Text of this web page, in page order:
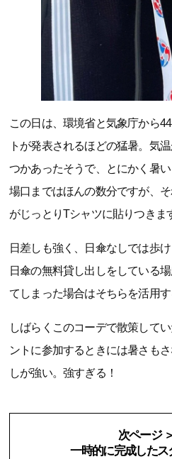
この日は、環境省と気象庁から
トが発表されるほどの猛暑。気
つかあったそうで、とにかく暑
場口まではほんの数分ですが、
がじっとりTシャツに貼りつきま
日差しも強く、日傘なしでは歩
日傘の無料貸し出しをしている
てしまった場合はそちらを活用す
しばらくこのコーデで散策して
ントに参加するときには暑さも
しが強い。強すぎる！
次ページ
一時的に完成した